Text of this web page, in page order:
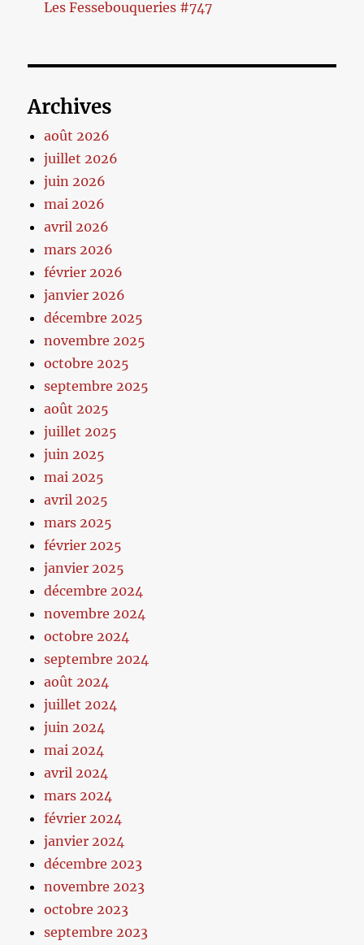
Les Fessebouqueries #747
Archives
août 2026
juillet 2026
juin 2026
mai 2026
avril 2026
mars 2026
février 2026
janvier 2026
décembre 2025
novembre 2025
octobre 2025
septembre 2025
août 2025
juillet 2025
juin 2025
mai 2025
avril 2025
mars 2025
février 2025
janvier 2025
décembre 2024
novembre 2024
octobre 2024
septembre 2024
août 2024
juillet 2024
juin 2024
mai 2024
avril 2024
mars 2024
février 2024
janvier 2024
décembre 2023
novembre 2023
octobre 2023
septembre 2023